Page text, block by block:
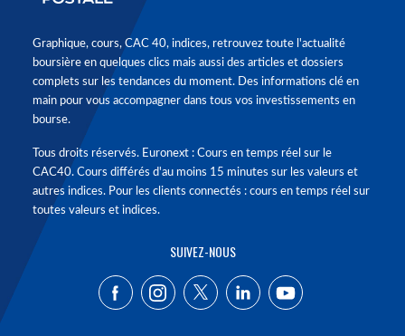
Graphique, cours, CAC 40, indices, retrouvez toute l'actualité
boursière en quelques clics mais aussi des articles et dossiers
complets sur les tendances du moment. Des informations clé en
main pour vous accompagner dans tous vos investissements en
bourse.
Tous droits réservés. Euronext : Cours en temps réel sur le
CAC40. Cours différés d'au moins 15 minutes sur les valeurs et
autres indices. Pour les clients connectés : cours en temps réel sur
toutes valeurs et indices.
SUIVEZ-NOUS